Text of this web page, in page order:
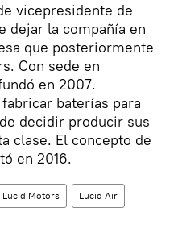
vicepresidente de
dejar la compañía en
que posteriormente
Con sede en
en 2007.
baterías para
decidir producir sus
clase. El concepto de
en 2016.
Lucid Motors Lucid Air